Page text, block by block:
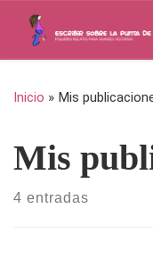
Saltar al contenido
Inicio » Mis
Mis
4 entradas